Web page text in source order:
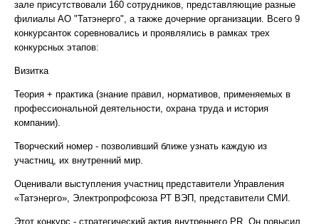
зале присутствовали 160 сотрудников, представляющие разные
филиалы АО "Татэнерго", а также дочерние организации. Всего 9
конкурсанток соревновались и проявлялись в рамках трех
конкурсных этапов:
Визитка
Теория + практика (знание правил, нормативов, применяемых в
профессиональной деятельности, охрана труда и история
компании).
Творческий номер - позволивший ближе узнать каждую из
участниц, их внутренний мир.
Оценивали выступления участниц представители Управления
«Татэнерго», Электропрофсоюза РТ ВЭП, представители СМИ.
Этот конкурс - стратегический актив внутреннего PR. Он повысил